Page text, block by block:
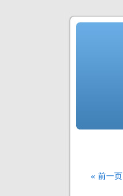
« 前一页